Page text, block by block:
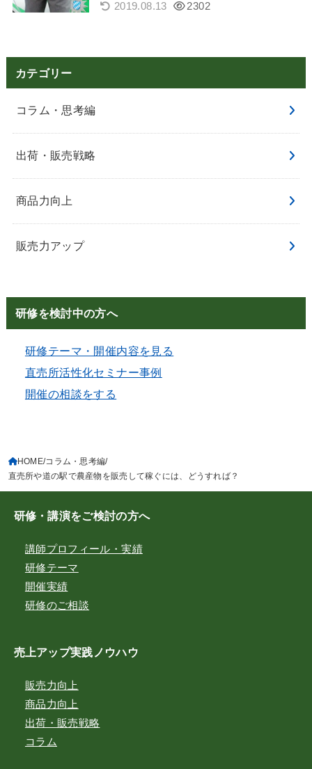
2019.08.13 2302
カテゴリー
コラム・思考編
出荷・販売戦略
商品力向上
販売力アップ
研修を検討中の方へ
研修テーマ・開催内容を見る
直売所活性化セミナー事例
開催の相談をする
HOME コラム・思考編
直売所や道の駅で農産物を販売して稼ぐには、どうすれば？
研修・講演をご検討の方へ
講師プロフィール・実績
研修テーマ
開催実績
研修のご相談
売上アップ実践ノウハウ
販売力向上
商品力向上
出荷・販売戦略
コラム